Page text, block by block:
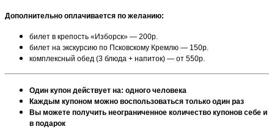
Дополнительно оплачивается по желанию:
билет в крепость «Изборск» — 200р.
билет на экскурсию по Псковскому Кремлю — 150р.
комплексный обед (3 блюда + напиток) — от 550р.
Один купон действует на: одного человека
Каждым купоном можно воспользоваться только один раз
Вы можете получить неограниченное количество купонов себе и
в подарок